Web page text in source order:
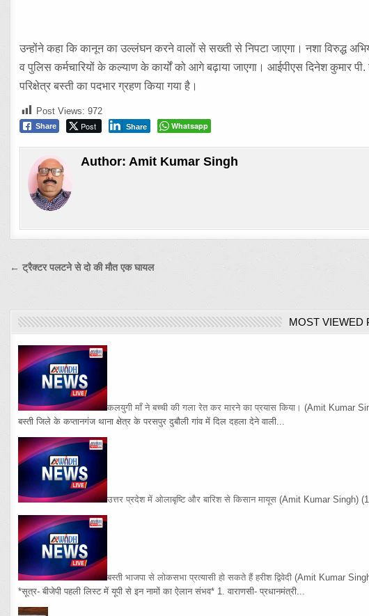
उन्होंने कहा कि कानून का उल्लंघन करने वालों से सख्ती से निपटा जाएगा। नशा विरुद्ध
व पुलिस कर्मचारियों के कल्याण के कार्यों को आगे बढ़ाया जाएगा। आईपीएस दिनेश कुमार
परिक्षेत्र बस्ती का पदभार ग्रहण किया गया है।
Post Views: 972
Share Post Share Whatsapp
Author: Amit Kumar Singh
Post
← ट्रैक्टर पलटने से दो की मौत एक घायल
MOST VIEWED
कलयुगी माँ ने बच्ची की गला रेत कर मारने का प्रयास किया। (Amit Kumar
बस्ती जिले के कप्तानगंज थाना क्षेत्र के परसपुर दुबौली गांव में दिल दहला देने वाली...
उत्तर प्रदेश में ओलाबृष्टि और बारिश से किसान मायूस (Amit Kumar Singh)
बस्ती भाजपा से लोकसभा प्रत्यासी हो सकते हैं हरीश द्विवेदी (Amit Kumar
*सूत्र- बीजेपी पहली लिस्ट में यूपी से इन नामों का ऐलान संभव* 1. वाराणसी- प्रधानमंत्री...